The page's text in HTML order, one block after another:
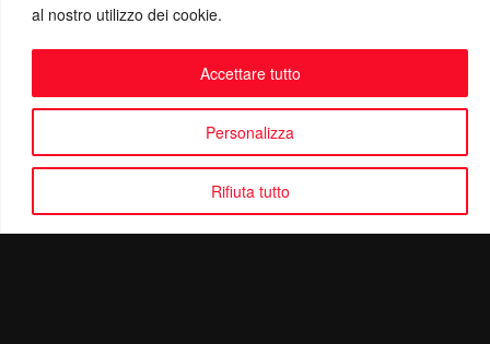
al nostro utilizzo dei cookie.
Personalizza
Rifiuta tutto
Accettare tutto